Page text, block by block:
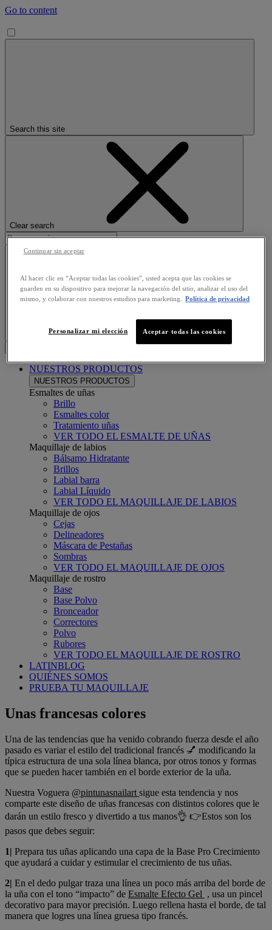
Go to content
Search this site
Clear search
Search this site
NUESTROS PRODUCTOS
NUESTROS PRODUCTOS
Esmaltes de uñas
Brillo
Esmaltes color
Tratamiento uñas
VER TODO EL ESMALTE DE UÑAS
Maquillaje de labios
Bálsamo Hidratante
Brillos
Labial barra
Labial Líquido
VER TODO EL MAQUILLAJE DE LABIOS
Maquillaje de ojos
Cejas
Delineadores
Máscara de Pestañas
Sombras
VER TODO EL MAQUILLAJE DE OJOS
Maquillaje de rostro
Base
Base Polvo
Bronceador
Correctores
Polvo
Rubores
VER TODO EL MAQUILLAJE DE ROSTRO
LATINBLOG
QUIÉNES SOMOS
PRUEBA TU MAQUILLAJE
Unas francesas colores
Una de las tendencias que ha venido cobrando fuerza desde el año
pasado es variar el estilo del tradicional francés 💅 modificando la
típica estructura de una sola línea blanca, por otros tonos y formas
que se pueden hacer también en el borde exterior de la uña.
Nuestra Voguera @pintunasnailart sigue esta tendencia y nos
comparte este diseño de uñas francesas con distintos colores que le
darán un estilo fresco y divertido a tus manos👌 👉Estos son los
pasos que debes seguir:
1| Prepara tus uñas aplicando una capa de la Base Pro Crecimiento
que ayudará a cuidar y estimular el crecimiento de tus uñas.
2| En el dedo pulgar traza una línea un poco más arriba del borde de
la uña con el tono “impacto” de Esmalte Efecto Gel , usa un pincel
decorativo para mayor precisión. Luego rellena hasta el borde, de tal
manera que logres una línea gruesa tipo francés.
Al hacer clic en “Aceptar todas las cookies”, usted acepta que las cookies se
guarden en su dispositivo para mejorar la navegación del sitio, analizar el uso del
mismo, y colaborar con nuestros estudios para marketing.
Política de privacidad
Aceptar todas las cookies
Personalizar mi elección
Continuar sin aceptar